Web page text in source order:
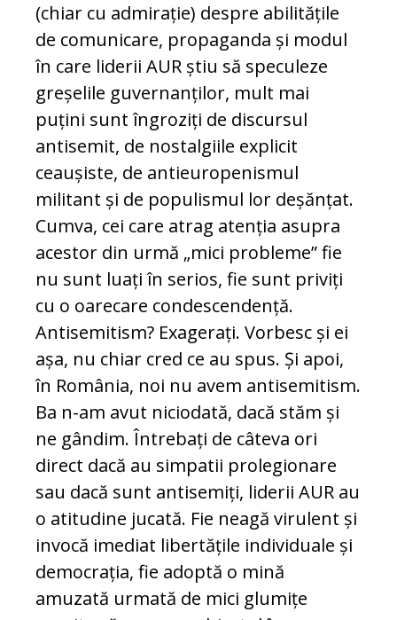
(chiar cu admirație) despre abilitățile
de comunicare, propaganda și modul
în care liderii AUR știu să speculeze
greșelile guvernanților, mult mai
puțini sunt îngroziți de discursul
antisemit, de nostalgiile explicit
ceaușiste, de antieuropenismul
militant și de populismul lor deșănțat.
Cumva, cei care atrag atenția asupra
acestor din urmă „mici probleme” fie
nu sunt luați în serios, fie sunt priviți
cu o oarecare condescendență.
Antisemitism? Exagerați. Vorbesc și ei
așa, nu chiar cred ce au spus. Și apoi,
în România, noi nu avem antisemitism.
Ba n-am avut niciodată, dacă stăm și
ne gândim. Întrebați de câteva ori
direct dacă au simpatii prolegionare
sau dacă sunt antisemiți, liderii AUR au
o atitudine jucată. Fie neagă virulent și
invocă imediat libertățile individuale și
democrația, fie adoptă o mină
amuzată urmată de mici glumițe